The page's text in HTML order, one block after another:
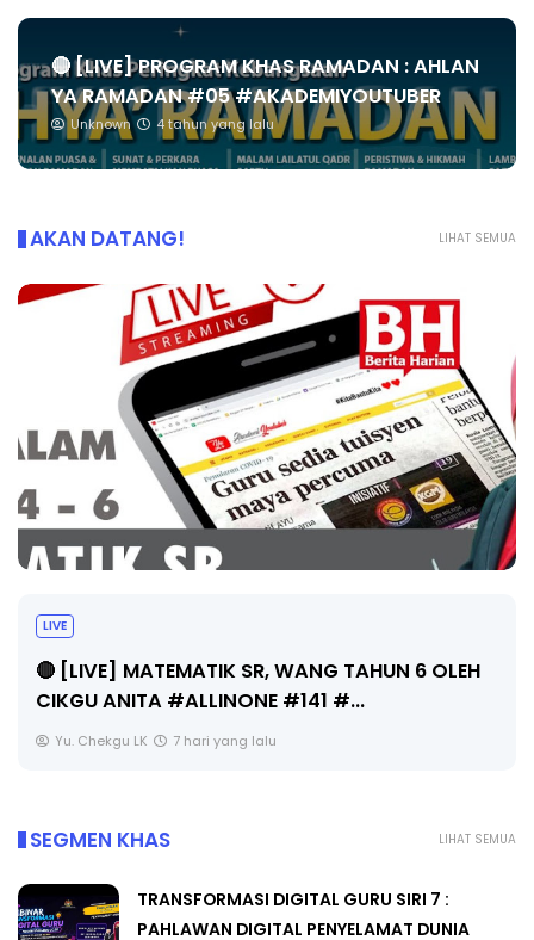
🔴 [LIVE] PROGRAM KHAS RAMADAN : AHLAN
YA RAMADAN #05 #AKADEMIYOUTUBER
Unknown 4 tahun yang lalu
LIHAT SEMUA
AKAN DATANG!
LIVE
🔴 [LIVE] MATEMATIK SR, WANG TAHUN 6 OLEH
CIKGU ANITA #ALLINONE #141 #...
Yu. Chekgu LK 7 hari yang lalu
LIHAT SEMUA
SEGMEN KHAS
TRANSFORMASI DIGITAL GURU SIRI 7 :
PAHLAWAN DIGITAL PENYELAMAT DUNIA